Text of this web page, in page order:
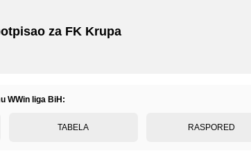
za FK Krupa
WWin liga BiH:
TABELA RASPORED